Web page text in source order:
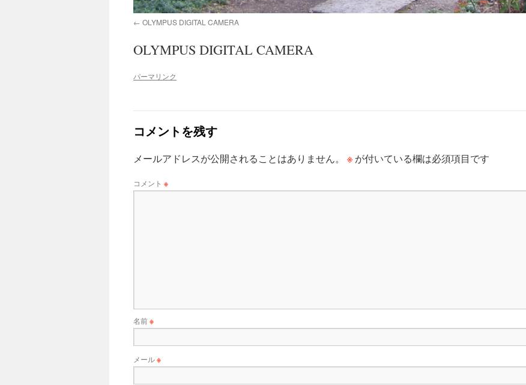
OLYMPUS DIGITAL CAMERA
OLYMPUS DIGITAL CAMERA
パーマリンク
コメントを残す
メールアドレスが公開されることはありません。 ※ が付いている欄は必須項目です
コメント ※
名前※
メール※